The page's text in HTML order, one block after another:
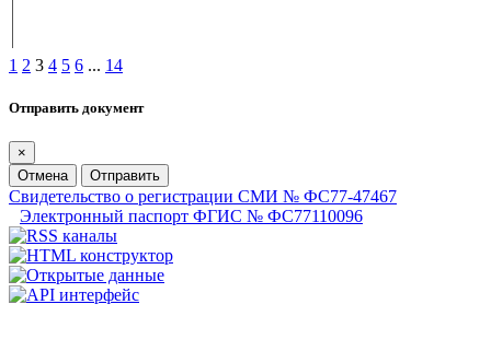
1 2 3 4 5 6 ... 14
Отправить документ
×
Отмена
Отправить
Свидетельство о регистрации СМИ № ФС77-47467
Электронный паспорт ФГИС № ФС77110096